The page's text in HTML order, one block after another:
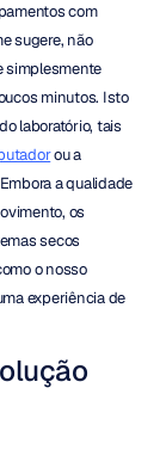
com
sugere, não
simplesmente
minutos. Isto
laboratório, tais
ou a
a qualidade
os
secos
o nosso
experiência de